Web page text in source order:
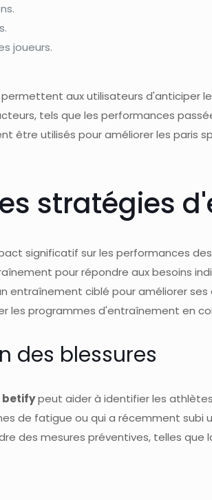
joueurs.
aux utilisateurs d'anticiper
tels que les performances
être utilisés pour améliorer les paris
stratégies
significatif sur les performances
pour répondre aux besoins
ciblé pour améliorer
les programmes d'entraînement en
des blessures
betifypeut aider à identifier les
de fatigue ou qui a récemment subi
des mesures préventives, telles